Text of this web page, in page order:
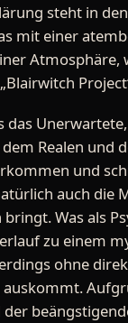
steht in
mit einer
Atmosphäre,
Realen und
und
auch die
Was als
zu einem
ohne